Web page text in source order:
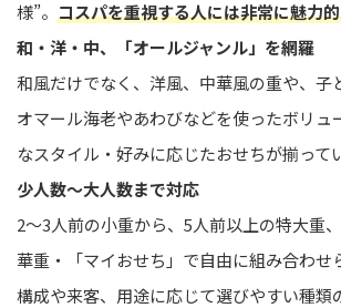
様”。 コスパを重視する人には非常に魅力
和・洋・中、「オールジャンル」を網羅
和風だけでなく、洋風、中華風の重や、子
オマール海老やあわびなどを使ったボリュ
なスタイル・好みに応じたおせちが揃って
少人数〜大人数まで対応
2〜3人前の小重から、5人前以上の特大重
華重・「マイおせち」で自由に組み合わせ
構成や来客、用途に応じて選びやすい種類